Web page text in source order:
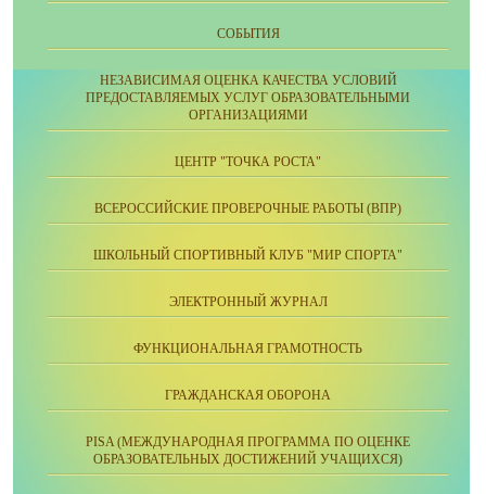
СОБЫТИЯ
НЕЗАВИСИМАЯ ОЦЕНКА КАЧЕСТВА УСЛОВИЙ
ПРЕДОСТАВЛЯЕМЫХ УСЛУГ ОБРАЗОВАТЕЛЬНЫМИ
ОРГАНИЗАЦИЯМИ
ЦЕНТР "ТОЧКА РОСТА"
ВСЕРОССИЙСКИЕ ПРОВЕРОЧНЫЕ РАБОТЫ (ВПР)
ШКОЛЬНЫЙ СПОРТИВНЫЙ КЛУБ "МИР СПОРТА"
ЭЛЕКТРОННЫЙ ЖУРНАЛ
ФУНКЦИОНАЛЬНАЯ ГРАМОТНОСТЬ
ГРАЖДАНСКАЯ ОБОРОНА
PISA (МЕЖДУНАРОДНАЯ ПРОГРАММА ПО ОЦЕНКЕ
ОБРАЗОВАТЕЛЬНЫХ ДОСТИЖЕНИЙ УЧАЩИХСЯ)